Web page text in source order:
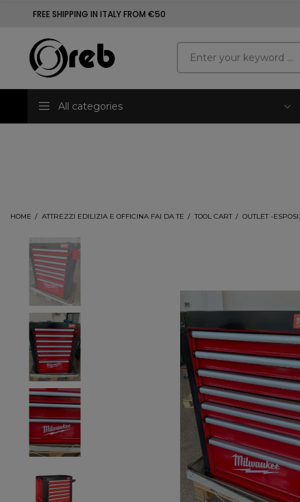
FREE SHIPPING IN ITALY FROM €50
All categories
HOME ATTREZZI EDILIZIA E OFFICINA FAI DA TE TOOL CART OUTLET -